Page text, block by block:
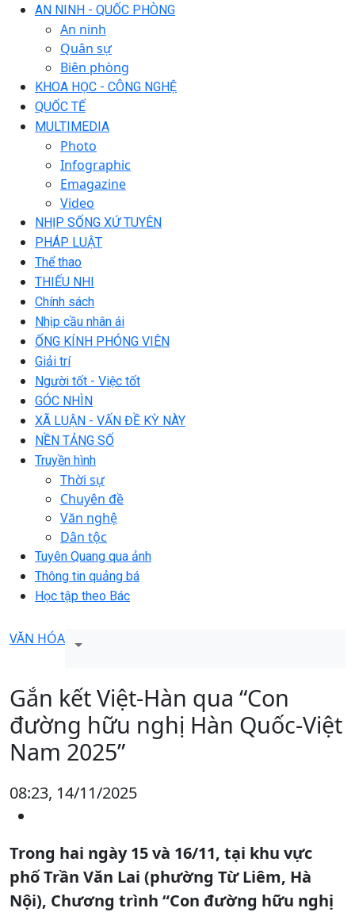
AN NINH - QUỐC PHÒNG
An ninh
Quân sự
Biên phòng
KHOA HỌC - CÔNG NGHỆ
QUỐC TẾ
MULTIMEDIA
Photo
Infographic
Emagazine
Video
NHỊP SỐNG XỨ TUYÊN
PHÁP LUẬT
Thể thao
THIẾU NHI
Chính sách
Nhịp cầu nhân ái
ỐNG KÍNH PHÓNG VIÊN
Giải trí
Người tốt - Việc tốt
GÓC NHÌN
XÃ LUẬN - VẤN ĐỀ KỲ NÀY
NỀN TẢNG SỐ
Truyền hình
Thời sự
Chuyên đề
Văn nghệ
Dân tộc
Tuyên Quang qua ảnh
Thông tin quảng bá
Học tập theo Bác
VĂN HÓA
Gắn kết Việt-Hàn qua “Con
đường hữu nghị Hàn Quốc-Việt
Nam 2025”
08:23, 14/11/2025
Trong hai ngày 15 và 16/11, tại khu vực
phố Trần Văn Lai (phường Từ Liêm, Hà
Nội), Chương trình “Con đường hữu nghị